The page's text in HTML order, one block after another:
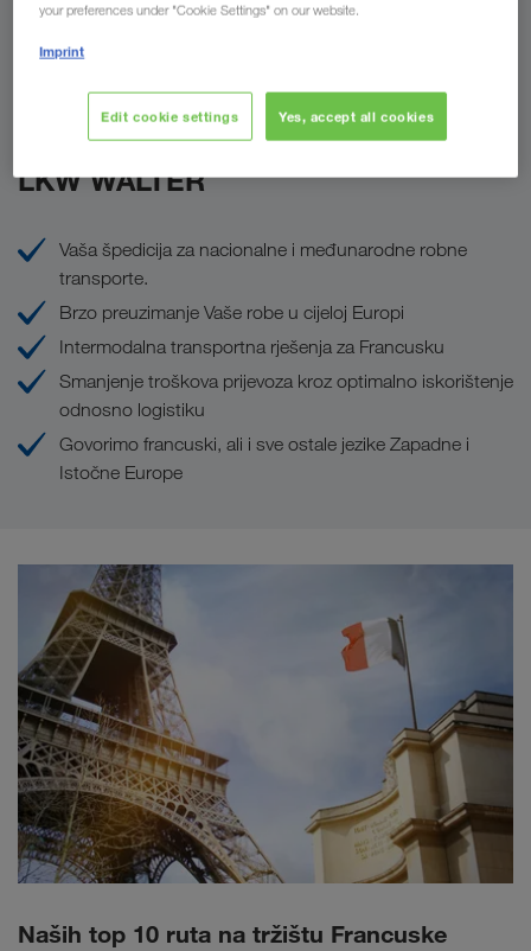
Pošaljite upit
Prednosti koje Vam pruža poduzeće
LKW WALTER
Vaša špedicija za nacionalne i međunarodne robne
transporte.
Brzo preuzimanje Vaše robe u cijeloj Europi
Intermodalna transportna rješenja za Francusku
Smanjenje troškova prijevoza kroz optimalno iskorištenje
odnosno logistiku
Govorimo francuski, ali i sve ostale jezike Zapadne i
Istočne Europe
Naših top 10 ruta na tržištu Francuske
your preferences under "Cookie Settings" on our website.
Imprint
Edit cookie settings Yes, accept all cookies